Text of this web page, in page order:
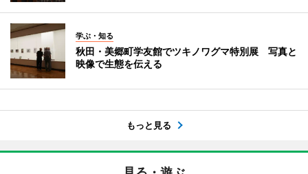
学ぶ・知る
秋田・美郷町学友館でツキノワグマ特別展 写真と
映像で生態を伝える
もっと見る